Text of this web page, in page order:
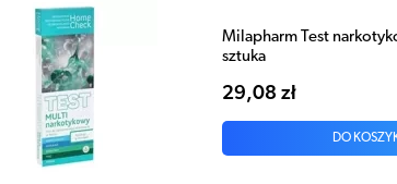
Milapharm Test
sztuka
29,08 zł
DO